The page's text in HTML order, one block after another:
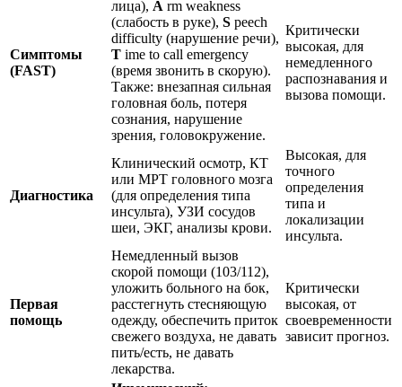
Симптомы
(FAST)
лица), A rm weakness
(слабость в руке), S peech
difficulty (нарушение речи),
T ime to call emergency
(время звонить в скорую).
Также: внезапная сильная
головная боль, потеря
сознания, нарушение
зрения, головокружение.
Критически
высокая, для
немедленного
распознавания и
вызова помощи.
Диагностика
Клинический осмотр, КТ
или МРТ головного мозга
(для определения типа
инсульта), УЗИ сосудов
шеи, ЭКГ, анализы крови.
Высокая, для
точного
определения
типа и
локализации
инсульта.
Первая
помощь
Немедленный вызов
скорой помощи (103/112),
уложить больного на бок,
расстегнуть стесняющую
одежду, обеспечить приток
свежего воздуха, не давать
пить/есть, не давать
лекарства.
Критически
высокая, от
своевременности
зависит прогноз.